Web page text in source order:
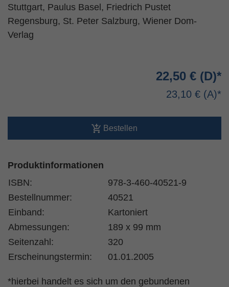
Stuttgart, Paulus Basel, Friedrich Pustet
Regensburg, St. Peter Salzburg, Wiener Dom-
Verlag
22,50 €
23,10 €
Bestellen
Produktinformationen
ISBN:
978-3-460-40521-9
Bestellnummer:
40521
Einband:
Kartoniert
Abmessungen:
189 x 99 mm
Seitenzahl:
320
Erscheinungstermin:
01.01.2005
*hierbei handelt es sich um den gebundenen